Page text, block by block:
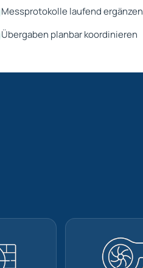
Messprotokolle laufend ergänzen
Übergaben planbar koordinieren